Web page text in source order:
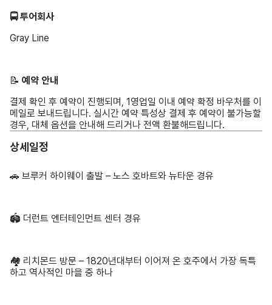
🚍 투어회사
Gray Line
📝 ️ 예약 안내
결제 확인 후 예약이 진행되며, 1영업일 이내 예약 확정 바우처를 이
메일로 보내드립니다. 실시간 예약 특성상 결제 후 예약이 불가능할
경우, 대체 옵션을 안내해 드리거나 전액 환불해드립니다.
상세일정
🚗 브루커 하이웨이 출발 – 노스 호바트와 뉴타운 경유
🏟️ 더런트 엔터테인먼트 센터 경유
🏘️ 리치몬드 방문 – 1820년대부터 이어져 온 호주에서 가장 독특
하고 역사적인 마을 중 하나